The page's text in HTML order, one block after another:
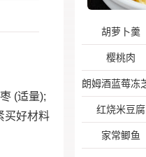
(适量);
买好材料
胡萝卜羹
樱桃肉
红烧米豆腐
家常鲫鱼